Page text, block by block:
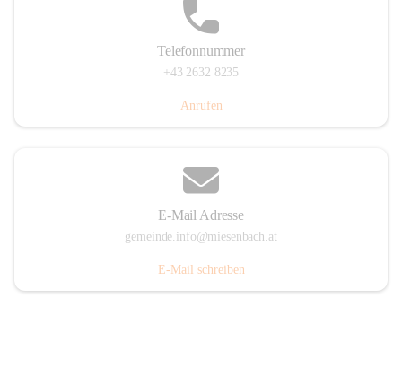
Telefonnummer
+43 2632 8235
Anrufen
E-Mail Adresse
gemeinde.info@miesenbach.at
E-Mail schreiben